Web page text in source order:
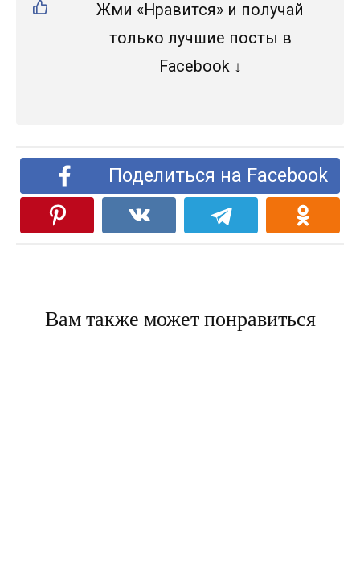
Жми «Нравится» и получай
только лучшие посты в
Facebook ↓
Поделиться на Facebook
Вам также может понравиться